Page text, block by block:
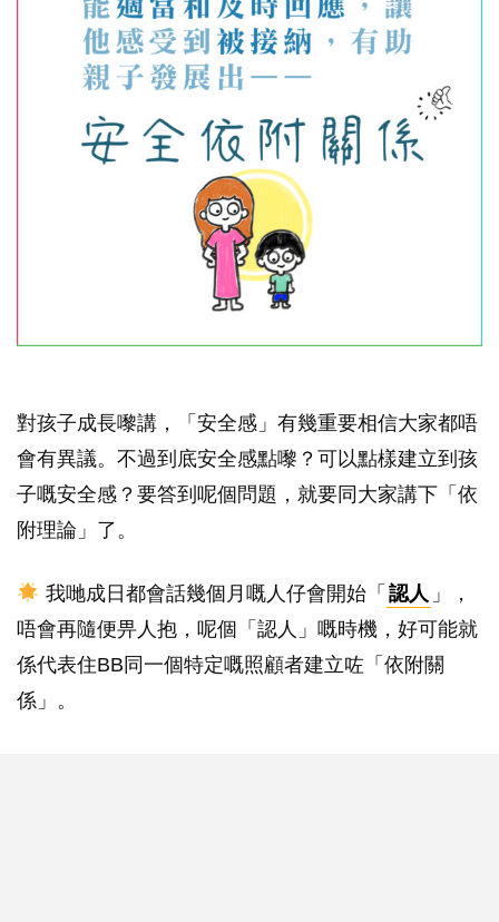
對孩子成長嚟講，「安全感」有幾重要相信大家都唔
會有異議。不過到底安全感點嚟？可以點樣建立到孩
子嘅安全感？要答到呢個問題，就要同大家講下「依
附理論」了。
我哋成日都會話幾個月嘅人仔會開始「 認人 」，
唔會再隨便畀人抱，呢個「認人」嘅時機，好可能就
係代表住BB同一個特定嘅照顧者建立咗「依附關
係」。